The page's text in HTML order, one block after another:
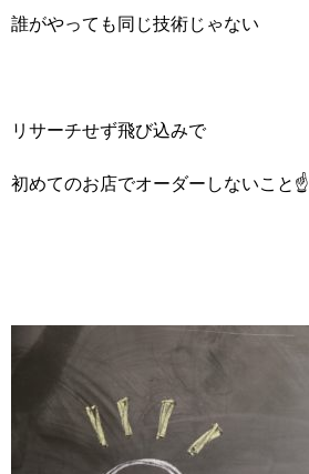
誰がやっても同じ技術じゃない
リサーチせず飛び込みで
初めてのお店でオーダーしないこと☝